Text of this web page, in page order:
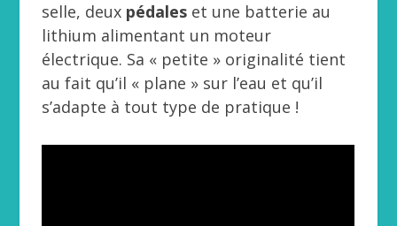
selle, deux pédales et une batterie au
lithium alimentant un moteur
électrique. Sa « petite » originalité tient
au fait qu’il « plane » sur l’eau et qu’il
s’adapte à tout type de pratique !